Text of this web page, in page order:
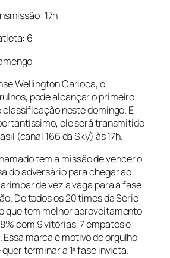
17h
6
Wellington Carioca, o
pode alcançar o primeiro
classificação neste domingo. E
ele será transmitido
(canal 166 da Sky) às 17h.
tem a missão de vencer o
do adversário para chegar ao
de vez a vaga para a fase
De todos os 20 times da Série
que tem melhor aproveitamento
com 9 vitórias, 7 empates e
marca é motivo de orgulho
terminar a 1ª fase invicta.